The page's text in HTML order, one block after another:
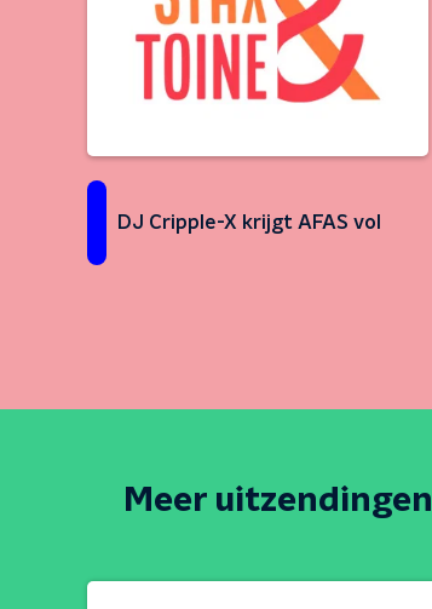
DJ Cripple-X krijgt AFAS vol
Meer uitzendingen